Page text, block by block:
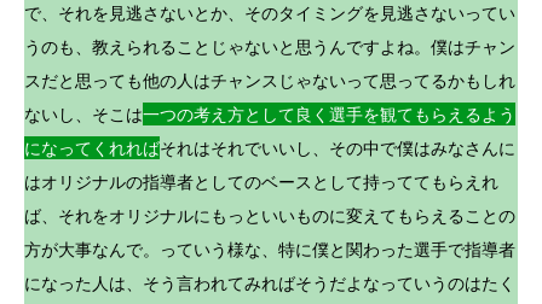
で、それを見逃さないとか、そのタイミングを見逃さないってい
うのも、教えられることじゃないと思うんですよね。僕はチャン
スだと思っても他の人はチャンスじゃないって思ってるかもしれ
ないし、そこは一つの考え方として良く選手を観てもらえるよう
になってくれればそれはそれでいいし、その中で僕はみなさんに
はオリジナルの指導者としてのベースとして持っててもらえれ
ば、それをオリジナルにもっといいものに変えてもらえることの
方が大事なんで。っていう様な、特に僕と関わった選手で指導者
になった人は、そう言われてみればそうだよなっていうのはたく